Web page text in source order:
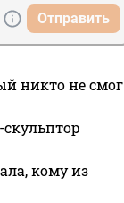
Отправить
никто не смог
кому из